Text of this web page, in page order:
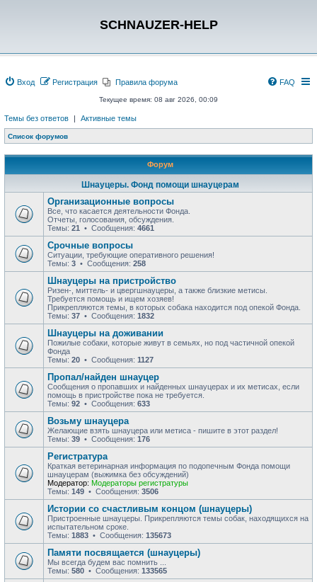
SCHNAUZER-HELP
Вход Регистрация Правила форума FAQ
Текущее время: 08 авг 2026, 00:09
Темы без ответов | Активные темы
Список форумов
Форум
Шнауцеры. Фонд помощи шнауцерам
Организационные вопросы
Все, что касается деятельности Фонда.
Отчеты, голосования, обсуждения.
Темы: 21 • Сообщения: 4661
Срочные вопросы
Ситуации, требующие оперативного решения!
Темы: 3 • Сообщения: 258
Шнауцеры на пристройство
Ризен-, миттель- и цвергшнауцеры, а также близкие метисы.
Требуется помощь и ищем хозяев!
Прикрепляются темы, в которых собака находится под опекой Фонда.
Темы: 37 • Сообщения: 1832
Шнауцеры на доживании
Пожилые собаки, которые живут в семьях, но под частичной опекой
Фонда
Темы: 20 • Сообщения: 1127
Пропал/найден шнауцер
Сообщения о пропавших и найденных шнауцерах и их метисах, если
помощь в пристройстве пока не требуется.
Темы: 92 • Сообщения: 633
Возьму шнауцера
Желающие взять шнауцера или метиса - пишите в этот раздел!
Темы: 39 • Сообщения: 176
Регистратура
Краткая ветеринарная информация по подопечным Фонда помощи
шнауцерам (выжимка без обсуждений)
Модератор: Модераторы регистратуры
Темы: 149 • Сообщения: 3506
Истории со счастливым концом (шнауцеры)
Пристроенные шнауцеры. Прикрепляются темы собак, находящихся на
испытательном сроке.
Темы: 1883 • Сообщения: 135673
Памяти посвящается (шнауцеры)
Мы всегда будем вас помнить ...
Темы: 580 • Сообщения: 133565